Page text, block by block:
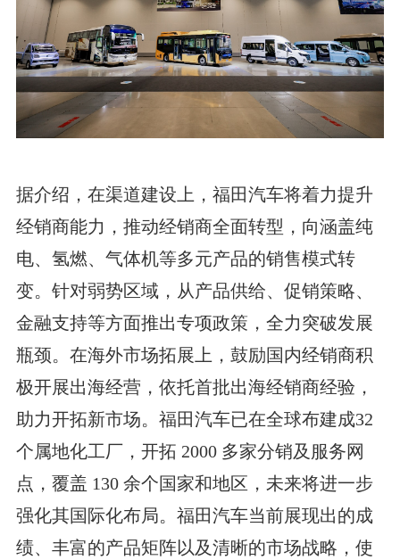
据介绍，在渠道建设上，福田汽车将着力提升
经销商能力，推动经销商全面转型，向涵盖纯
电、氢燃、气体机等多元产品的销售模式转
变。针对弱势区域，从产品供给、促销策略、
金融支持等方面推出专项政策，全力突破发展
瓶颈。在海外市场拓展上，鼓励国内经销商积
极开展出海经营，依托首批出海经销商经验，
助力开拓新市场。福田汽车已在全球布建成32
个属地化工厂，开拓 2000 多家分销及服务网
点，覆盖 130 余个国家和地区，未来将进一步
强化其国际化布局。福田汽车当前展现出的成
绩、丰富的产品矩阵以及清晰的市场战略，使